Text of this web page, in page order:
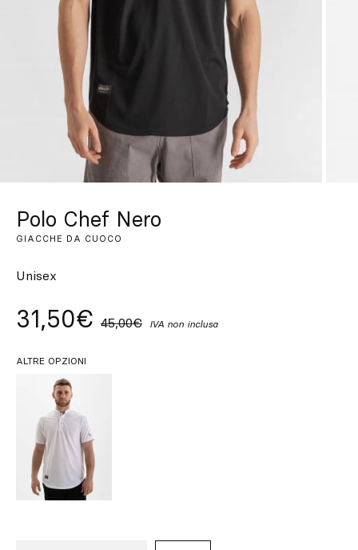
Lasciati ispirare
ES EN FR
Polo Chef Nero
GIACCHE DA CUOCO
Unisex
31,50€ 45,00€ IVA non inclusa
ALTRE OPZIONI